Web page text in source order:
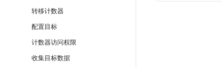
转移计数器
配置目标
计数器访问权限
收集目标数据